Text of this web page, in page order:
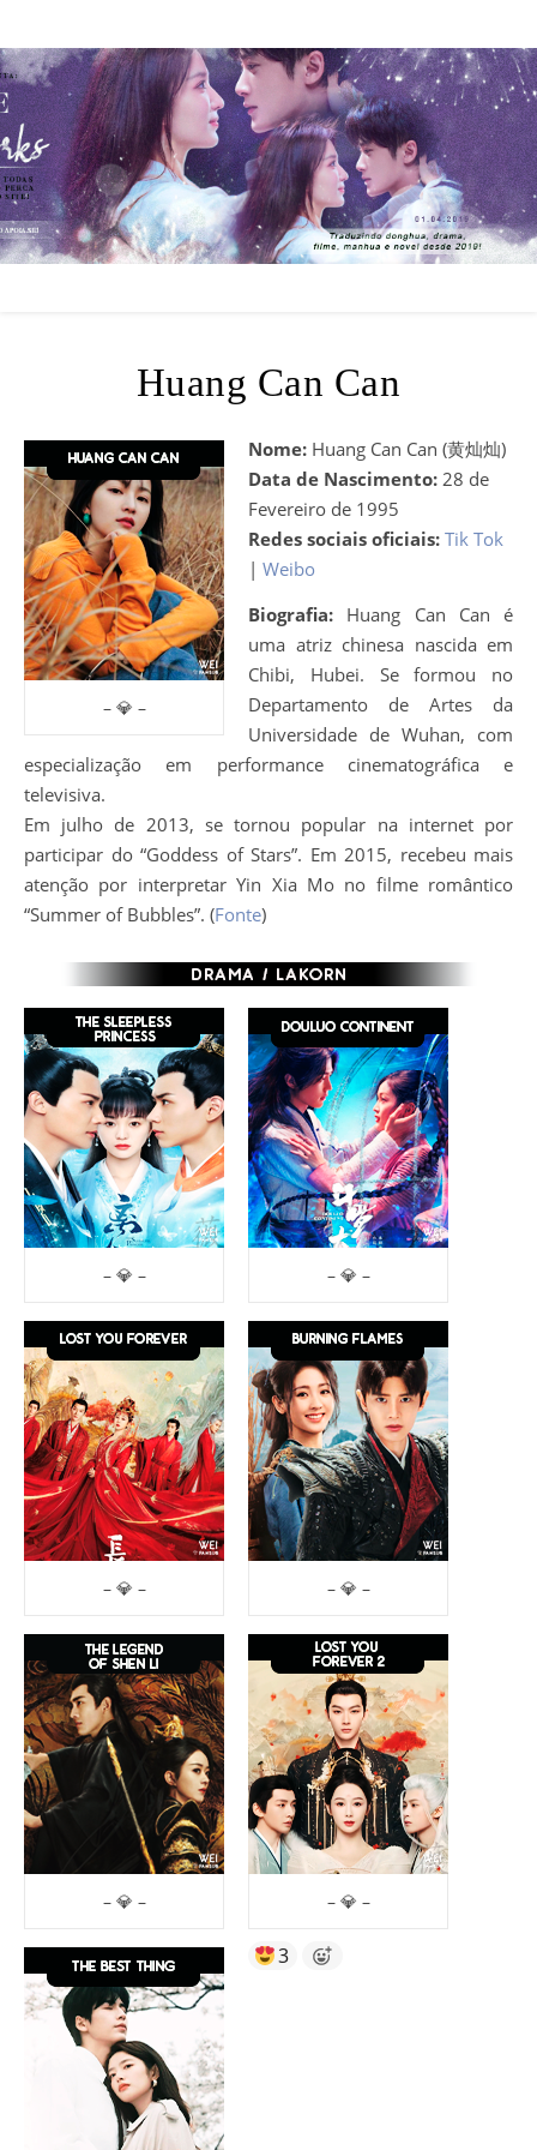
Huang Can Can
– 💎 –
Nome: Huang Can Can (黄灿灿)
Data de Nascimento: 28 de
Fevereiro de 1995
Redes sociais oficiais: Tik Tok
| Weibo
Biografia: Huang Can Can é
uma atriz chinesa nascida em
Chibi, Hubei. Se formou no
Departamento de Artes da
Universidade de Wuhan, com
especialização em performance cinematográfica e
televisiva.
Em julho de 2013, se tornou popular na internet por
participar do “Goddess of Stars”. Em 2015, recebeu mais
atenção por interpretar Yin Xia Mo no filme romântico
“Summer of Bubbles”. (Fonte)
– 💎 – – 💎 –
– 💎 – – 💎 –
– 💎 – – 💎 –
3